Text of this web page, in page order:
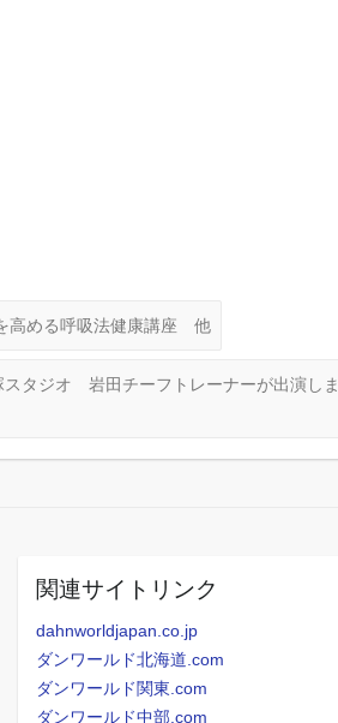
高める呼吸法健康講座 他
タジオ 岩田チーフトレーナーが出演しま
関連サイトリンク
dahnworldjapan.co.jp
ダンワールド北海道.com
ダンワールド関東.com
ダンワールド中部.com